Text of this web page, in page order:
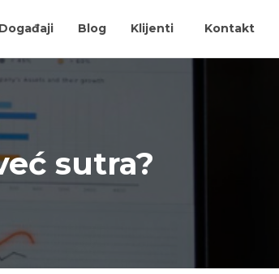
Događaji Blog Klijenti Kontakt
sutra?